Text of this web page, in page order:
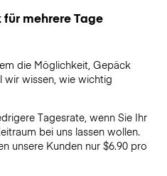
mehrere Tage
die Möglichkeit, Gepäck
wir wissen, wie wichtig
Tagesrate, wenn Sie Ihr
bei uns lassen wollen.
unsere Kunden nur $6.90 pro